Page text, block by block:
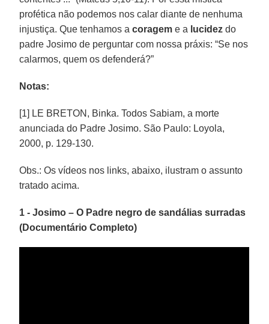
profética não podemos nos calar diante de nenhuma
injustiça. Que tenhamos acoragem e a lucidez do
padre Josimo de perguntar com nossa práxis: “Se nos
calarmos, quem os defenderá?”
Notas:
[1] LE BRETON, Binka. Todos Sabiam, a morte
anunciada do Padre Josimo. São Paulo: Loyola,
2000, p. 129-130.
Obs.: Os vídeos nos links, abaixo, ilustram o assunto
tratado acima.
1 - Josimo – O Padre negro de sandálias surradas
(Documentário Completo)